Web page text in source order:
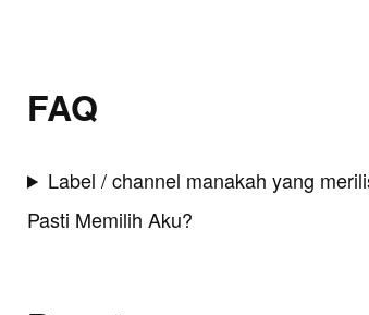
FAQ
Label / channel manakah yang
Pasti Memilih Aku?